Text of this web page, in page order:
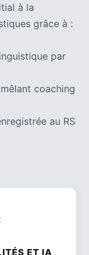
à la
grâce à :
par
coaching
au RS
ET IA